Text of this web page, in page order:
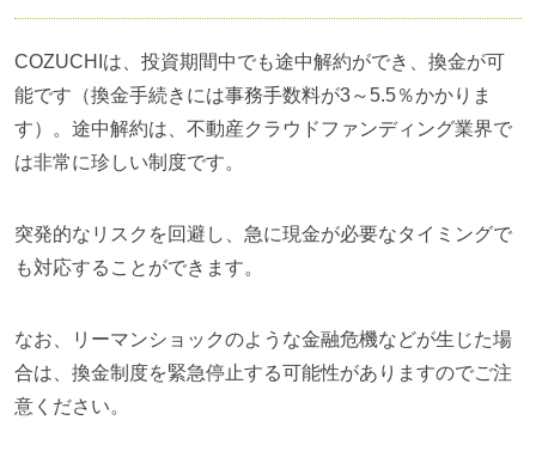
COZUCHIは、投資期間中でも途中解約ができ、換金が可
能です（換金手続きには事務手数料が3～5.5％かかりま
す）。途中解約は、不動産クラウドファンディング業界で
は非常に珍しい制度です。
突発的なリスクを回避し、急に現金が必要なタイミングで
も対応することができます。
なお、リーマンショックのような金融危機などが生じた場
合は、換金制度を緊急停止する可能性がありますのでご注
意ください。